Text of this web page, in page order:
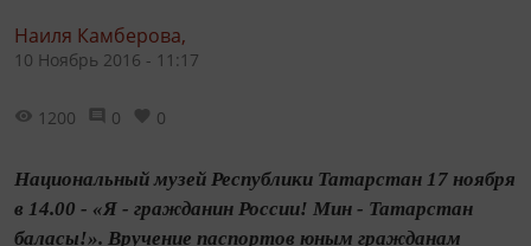
Наиля Камберова,
10 Ноябрь 2016 - 11:17
1200 0 0
Национальный музей Республики Татарстан 17 ноября
в 14.00 - «Я - гражданин России! Мин - Татарстан
баласы!». Вручение паспортов юным гражданам